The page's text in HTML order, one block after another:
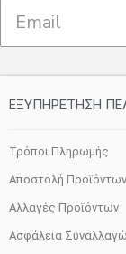
ΕΞΥΠΗΡΕΤΗΣΗ
Τρόποι Πληρωμής
Αποστολή Προϊόντων
Αλλαγές Προϊόντων
Ασφάλεια